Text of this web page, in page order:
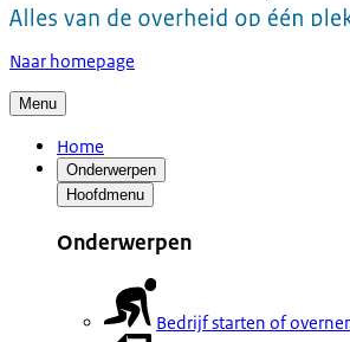
Naar homepage
Menu
Home
Onderwerpen
Hoofdmenu
Onderwerpen
Bedrijf starten of